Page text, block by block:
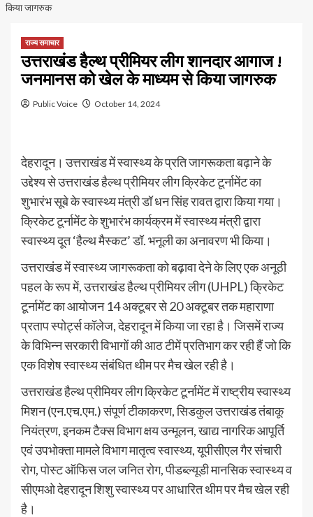
किया जागरुक
राज्य समाचार
उत्तराखंड हैल्थ प्रीमियर लीग शानदार आगाज !
जनमानस को खेल के माध्यम से किया जागरुक
Public Voice October 14, 2024
देहरादून। उत्तराखंड में स्वास्थ्य के प्रति जागरूकता बढ़ाने के
उद्देश्य से उत्तराखंड हैल्थ प्रीमियर लीग क्रिकेट टूर्नामेंट का
शुभारंभ सूबे के स्वास्थ्य मंत्री डॉ धन सिंह रावत द्वारा किया गया।
क्रिकेट टूर्नामेंट के शुभारंभ कार्यक्रम में स्वास्थ्य मंत्री द्वारा
स्वास्थ्य दूत ‘हैल्थ मैस्कट’ डॉ. भनूली का अनावरण भी किया।
उत्तराखंड में स्वास्थ्य जागरूकता को बढ़ावा देने के लिए एक अनूठी
पहल के रूप में, उत्तराखंड हैल्थ प्रीमियर लीग (UHPL) क्रिकेट
टूर्नामेंट का आयोजन 14 अक्टूबर से 20 अक्टूबर तक महाराणा
प्रताप स्पोर्ट्स कॉलेज, देहरादून में किया जा रहा है। जिसमें राज्य
के विभिन्न सरकारी विभागों की आठ टीमें प्रतिभाग कर रही हैं जो कि
एक विशेष स्वास्थ्य संबंधित थीम पर मैच खेल रही है।
उत्तराखंड हैल्थ प्रीमियर लीग क्रिकेट टूर्नामेंट में राष्ट्रीय स्वास्थ्य
मिशन (एन.एच.एम.) संपूर्ण टीकाकरण, सिडकुल उत्तराखंड तंबाकू
नियंत्रण, इनकम टैक्स विभाग क्षय उन्मूलन, खाद्य नागरिक आपूर्ति
एवं उपभोक्ता मामले विभाग मातृत्व स्वास्थ्य, यूपीसीएल गैर संचारी
रोग, पोस्ट ऑफिस जल जनित रोग, पीडब्ल्यूडी मानसिक स्वास्थ्य व
सीएमओ देहरादून शिशु स्वास्थ्य पर आधारित थीम पर मैच खेल रही
है।